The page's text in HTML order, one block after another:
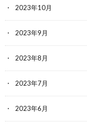
2023年10月
2023年9月
2023年8月
2023年7月
2023年6月